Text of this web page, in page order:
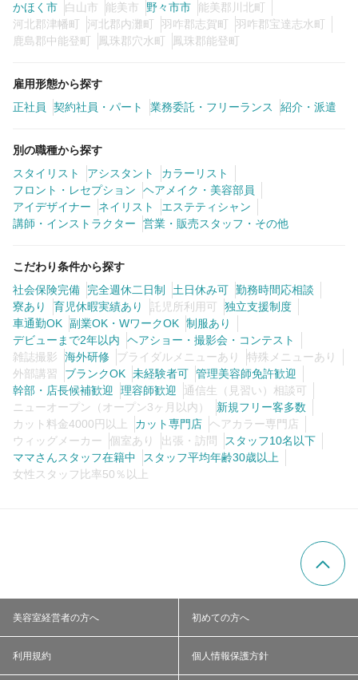
かほく市
白山市 能美市 野々市市
能美郡川北町
河北郡津幡町
河北郡内灘町 羽咋郡志賀町
羽咋郡宝達志水町
鹿島郡中能登町
鳳珠郡穴水町 鳳珠郡能登町
雇用形態から探す
正社員
契約社員・パート 業務委託・フリーランス 紹介・派遣
別の職種から探す
スタイリスト
アシスタント
カラーリスト
フロント・レセプション
ヘアメイク・美容部員
アイデザイナー
ネイリスト
エステティシャン
講師・インストラクター
営業・販売スタッフ・その他
こだわり条件から探す
社会保険完備
完全週休二日制 土日休み可 勤務時間応相談
寮あり
育児休暇実績あり 託児所利用可
独立支援制度
車通勤OK 副業OK・WワークOK 制服あり
デビューまで2年以内
ヘアショー・撮影会・コンテスト
雑誌撮影
海外研修 ブライダルメニューあり
特殊メニューあり
外部講習
ブランクOK 未経験者可 管理美容師免許歓迎
幹部・店長候補歓迎
理容師歓迎
通信生（見習い）相談可
ニューオープン（オープン3ヶ月以内）
新規フリー客多数
カット料金4000円以上
カット専門店 ヘアカラー専門店
ウィッグメーカー
個室あり 出張・訪問
スタッフ10名以下
ママさんスタッフ在籍中
スタッフ平均年齢30歳以上
女性スタッフ比率50％以上
美容室経営者の方へ 初めての方へ
利用規約 個人情報保護方針